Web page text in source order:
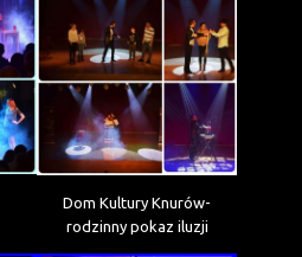
Dom Kultury Knurów-
rodzinny pokaz iluzji